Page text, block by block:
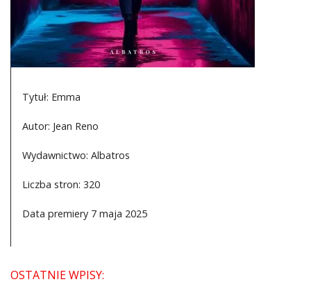
Tytuł: Emma
Autor: Jean Reno
Wydawnictwo: Albatros
Liczba stron: 320
Data premiery 7 maja 2025
OSTATNIE WPISY: